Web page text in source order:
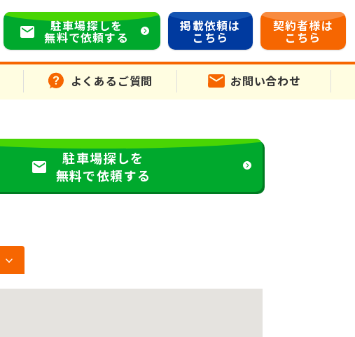
駐車場探しを
無料で依頼する
掲載依頼は
こちら
契約者様は
こちら
よくあるご質問 お問い合わせ
駐車場探しを
無料で依頼する